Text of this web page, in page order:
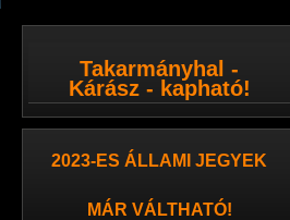
Takarmányhal -
Kárász - kapható!
2023-ES ÁLLAMI JEGYEK
MÁR VÁLTHATÓ!